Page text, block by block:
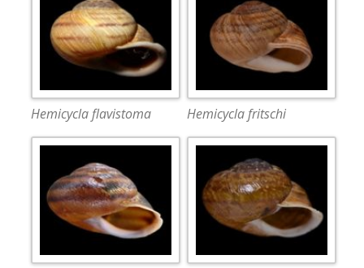
Hemicycla flavistoma Hemicycla fritschi